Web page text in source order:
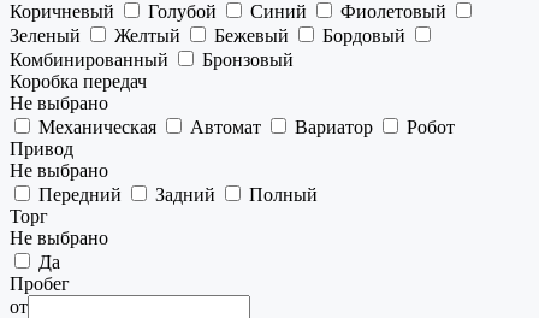
Коричневый
Голубой Синий
Фиолетовый
Зеленый
Желтый Бежевый
Бордовый
Комбинированный
Бронзовый
Коробка передач
Не выбрано
Механическая
Автомат Вариатор
Робот
Привод
Не выбрано
Передний
Задний
Полный
Торг
Не выбрано
Да
Пробег
от